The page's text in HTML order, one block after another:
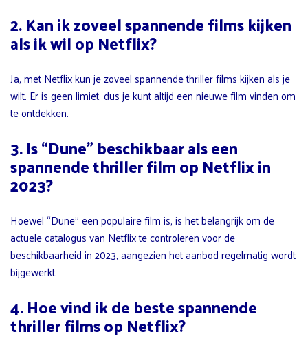
2. Kan ik zoveel spannende films kijken
als ik wil op Netflix?
Ja, met Netflix kun je zoveel spannende thriller films kijken als je
wilt. Er is geen limiet, dus je kunt altijd een nieuwe film vinden om
te ontdekken.
3. Is “Dune” beschikbaar als een
spannende thriller film op Netflix in
2023?
Hoewel “Dune” een populaire film is, is het belangrijk om de
actuele catalogus van Netflix te controleren voor de
beschikbaarheid in 2023, aangezien het aanbod regelmatig wordt
bijgewerkt.
4. Hoe vind ik de beste spannende
thriller films op Netflix?